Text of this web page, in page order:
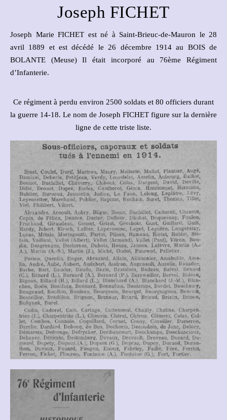
Joseph FICHET
Joseph Marie FICHET est né à Saint-Brieuc-de-Mauron le 28
avril 1889 et est décédé le 26 décembre 1914 au BOIS de
BOLANTE (Meuse) Il était incorporé au 76ème Régiment
d’Infanterie.
Ce régiment à perdu environ 2500 soldats et 80 officiers durant
la guerre 14-18. Le nom de Joseph FICHET figure sur la dernière
ligne de cette triste liste.